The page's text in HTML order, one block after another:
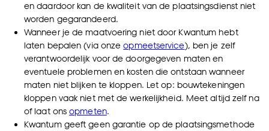
en daardoor kan de kwaliteit van de plaatsingsdienst niet
worden gegarandeerd.
Wanneer je de maatvoering niet door Kwantum hebt
laten bepalen (via onzeopmeetservice), ben je zelf
verantwoordelijk voor de doorgegeven maten en
eventuele problemen en kosten die ontstaan wanneer
maten niet blijken te kloppen. Let op: bouwtekeningen
kloppen vaak niet met de werkelijkheid. Meet altijd zelf na
of laat onsopmeten.
Kwantum geeft geen garantie op de plaatsingsmethode